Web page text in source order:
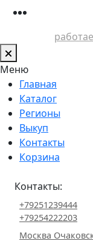
Меню
Главная
Каталог
Регионы
Выкуп
Контакты
Корзина
Контакты:
+79251239444
+79254222203
Москва